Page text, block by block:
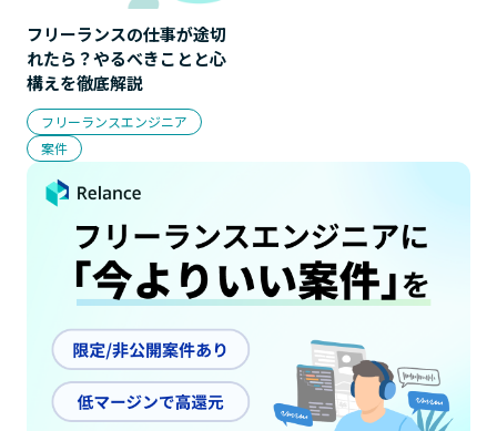
フリーランスの仕事が途切
れたら？やるべきことと心
構えを徹底解説
フリーランスエンジニア
案件